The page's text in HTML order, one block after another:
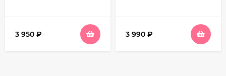
3 950 ₽ 3 990 ₽